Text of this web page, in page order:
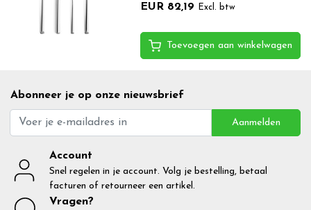
EUR 82,19
Excl. btw
Toevoegen aan winkelwagen
Abonneer je op onze nieuwsbrief
Aanmelden
Account
Snel regelen in je account. Volg je bestelling, betaal
facturen of retourneer een artikel.
Vragen?